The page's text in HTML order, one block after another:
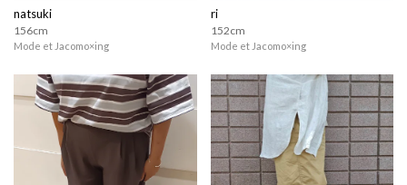
natsuki
156cm
Mode et Jacomo×ing
ri
152cm
Mode et Jacomo×ing